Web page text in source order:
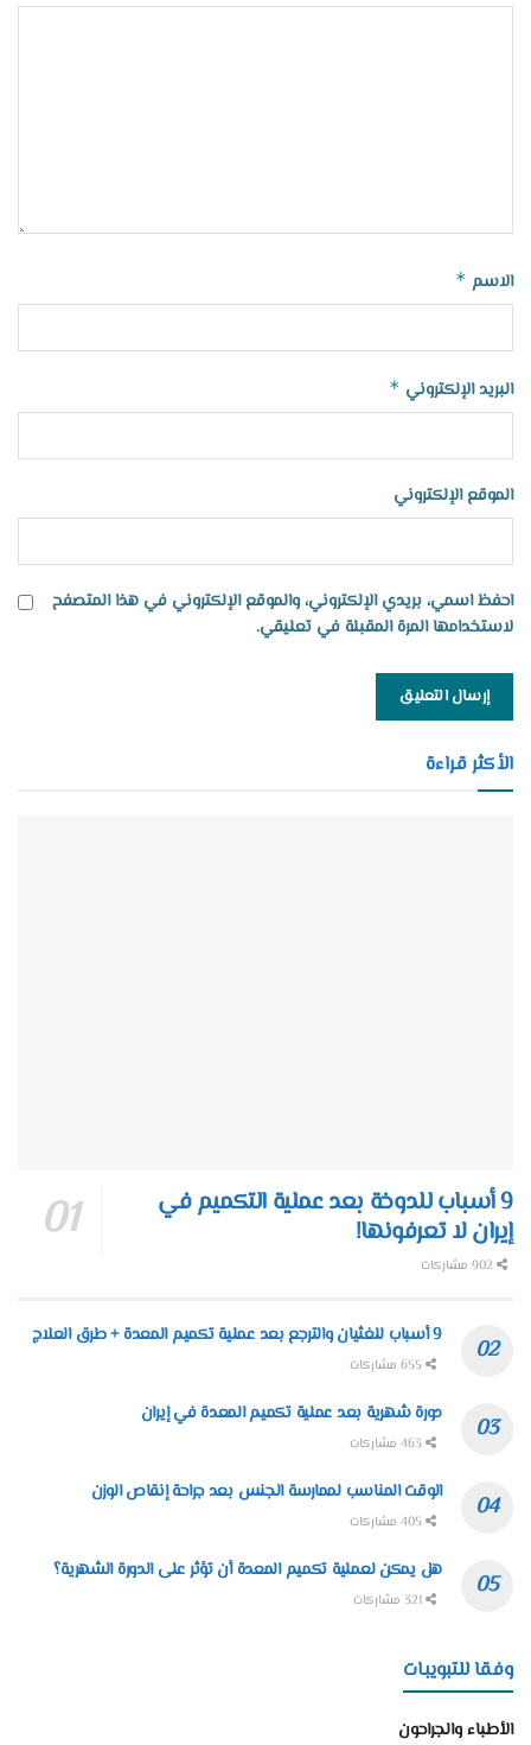
الاسم *
البريد الإلكتروني *
الموقع الإلكتروني
احفظ اسمي، بريدي الإلكتروني، والموقع الإلكتروني في هذا المتصفح
لاستخدامها المرة المقبلة في تعليقي.
الأكثر قراءة
9 أسباب للدوخة بعد عملية التكميم في
إيران لا تعرفونها!
9 أسباب للغثيان والترجع بعد عملية تكميم المعدة + طرق العلاج
دورة شهرية بعد عملية تكميم المعدة في إيران
الوقت المناسب لممارسة الجنس بعد جراحة إنقاص الوزن
هل يمكن لعملية تكميم المعدة أن تؤثر على الدورة الشهرية؟
وفقا للتبويبات
الأطباء والجراحون